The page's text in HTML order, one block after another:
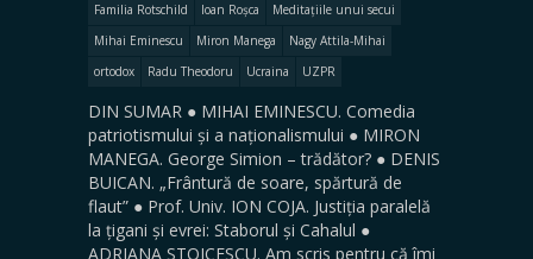
Familia Rotschild
Ioan Roșca
Meditațiile unui secui
Mihai Eminescu
Miron Manega
Nagy Attila-Mihai
ortodox
Radu Theodoru Ucraina UZPR
DIN SUMAR ● MIHAI EMINESCU. Comedia
patriotismului și a naționalismului ● MIRON
MANEGA. George Simion – trădător? ● DENIS
BUICAN. „Frântură de soare, spărtură de
flaut” ● Prof. Univ. ION COJA. Justiția paralelă
la țigani și evrei: Staborul și Cahalul ●
ADRIANA STOICESCU. Am scris pentru că îmi